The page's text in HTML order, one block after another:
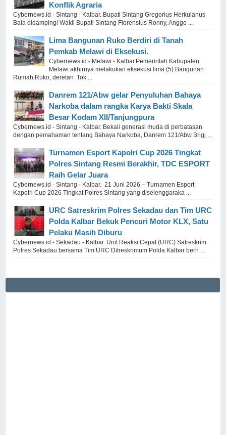
Konflik Agraria
Cybernews.id - Sintang - Kalbar. Bupati Sintang Gregorius Herkulanus
Bala didampingi Wakil Bupati Sintang Florensius Ronny, Anggo ...
Lima Bangunan Ruko Berdiri di Tanah
Pemkab Melawi di Eksekusi.
Cybernews.id - Melawi - Kalbar.Pemerintah Kabupaten
Melawi akhirnya melakukan eksekusi lima (5) Bangunan
Rumah Ruko, deretan Tok ...
Danrem 121/Abw gelar Penyuluhan Bahaya
Narkoba dalam rangka Karya Bakti Skala
Besar Kodam XII/Tanjungpura
Cybernews.id - Sintang - Kalbar. Bekali generasi muda di perbatasan
dengan pemahaman tentang Bahaya Narkoba, Danrem 121/Abw Brigj ...
Turnamen Esport Kapolri Cup 2026 Tingkat
Polres Sintang Resmi Berakhir, TDC ESPORT
Raih Gelar Juara
Cybernews.id - Sintang - Kalbar. 21 Juni 2026 – Turnamen Esport
Kapolri Cup 2026 Tingkat Polres Sintang yang diselenggaraka ...
URC Satreskrim Polres Sekadau dan Tim URC
Polda Kalbar Bekuk Pencuri Motor KLX, Satu
Pelaku Masih Diburu
Cybernews.id - Sekadau - Kalbar. Unit Reaksi Cepat (URC) Satreskrim
Polres Sekadau bersama Tim URC Ditreskrimum Polda Kalbar berh ...